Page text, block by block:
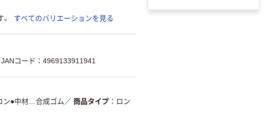
すべてのバリエーションを見る
JANコード：4969133911941
ン●中材…合成ゴム ／ 商品タイプ
ロン